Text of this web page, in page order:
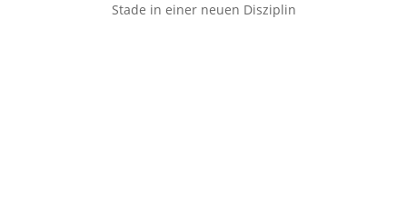
Stade in einer neuen Disziplin